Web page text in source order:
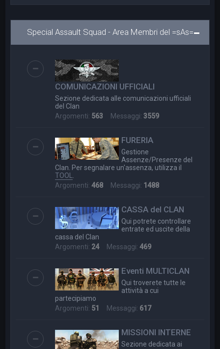
Special Assault Squad - Area Membri del =sAs=
COMUNICAZIONI UFFICIALI
Sezione dedicata alle comunicazioni ufficiali
del Clan
Argomenti: 563 Messaggi:3559
FURERIA
Gestione
Assenze/Presenze del
Clan. Per segnalare un'assenza, utilizza il
TOOL
Argomenti:468 Messaggi: 1488
CASSA del CLAN
Qui potrete controllare
entrate ed uscite della
cassa del Clan
Argomenti: 24Messaggi:469
Eventi MULTICLAN
Qui troverete tutte le
attività a cui
partecipiamo
Argomenti: 51 Messaggi: 617
MISSIONI INTERNE
Sezione dedicata ai